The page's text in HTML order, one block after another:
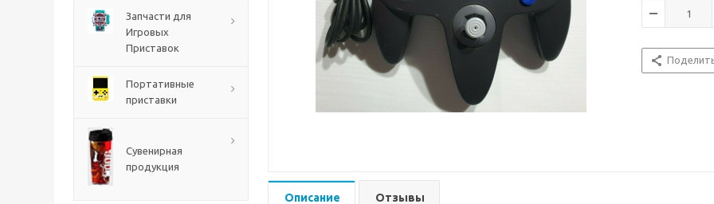
Запчасти для
Игровых
Приставок
Портативные
приставки
Сувенирная
продукция
Описание Отзывы